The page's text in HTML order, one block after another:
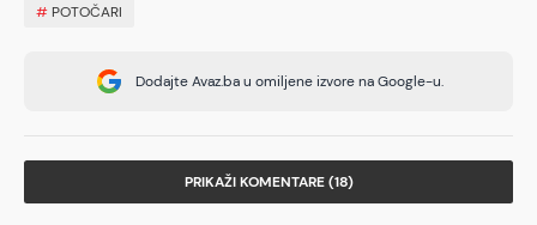
# POTOČARI
Dodajte Avaz.ba u omiljene izvore na Google-u.
PRIKAŽI KOMENTARE (18)